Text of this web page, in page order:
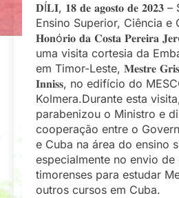
𝐃Í𝐋𝐈, 𝟏𝟖 𝐝𝐞 𝐚𝐠𝐨𝐬𝐭𝐨 𝐝𝐞 𝟐𝟎𝟐𝟑
Ensino Superior, Ciência e
𝐇𝐨𝐧ó𝐫𝐢𝐨 𝐝𝐚 𝐂𝐨𝐬𝐭𝐚 𝐏𝐞𝐫𝐞𝐢𝐫𝐚
uma visita cortesia da
em Timor-Leste, 𝐌𝐞𝐬𝐭𝐫𝐞
𝐈𝐧𝐧𝐢𝐬𝐬, no edifício do
Kolmera.Durante esta
parabenizou o Ministro e
cooperação entre o
e Cuba na área do ensino
especialmente no envio de
timorenses para estudar
outros cursos em Cuba.